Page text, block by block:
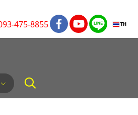
475-8855 TH